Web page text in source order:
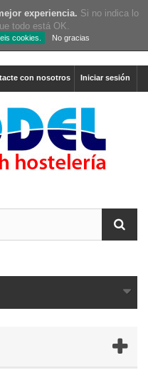
experiencia. Si no indica lo
todo está OK.
cookies. No gracias
Iniciar sesión
con nosotros